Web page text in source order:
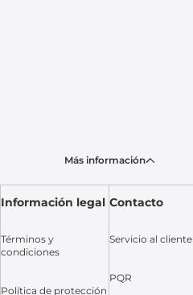
Más información
Información legal
Términos y
condiciones
Política de protección
Contacto
Servicio al cliente
PQR